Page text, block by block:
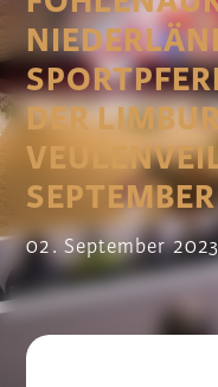
DER
SEPTEMBER
02. September 2023